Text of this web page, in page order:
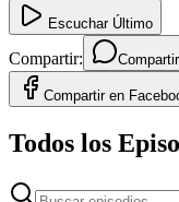
Escuchar Último
Compartir:
Compartir en
Todos los